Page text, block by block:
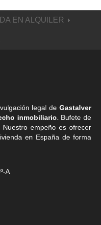
EN ALQUILER
legal de Gastalver
inmobiliario . Bufete de
Nuestro empeño es ofrecer
en España de forma
A